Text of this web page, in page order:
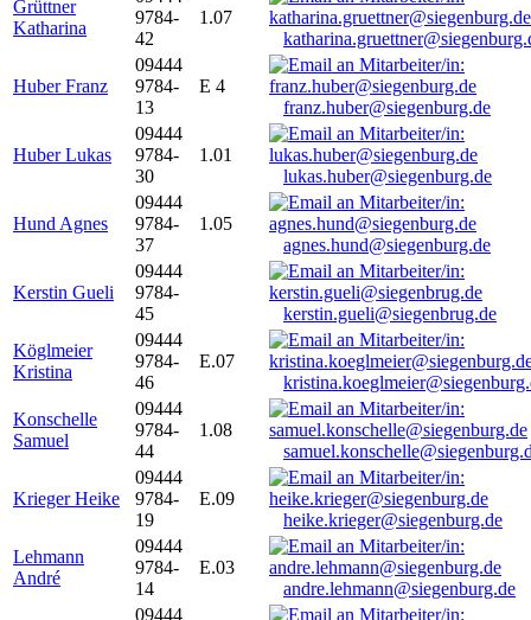
Grüttner
Katharina
9784-
42
1.07
Huber Franz
09444
9784-
13
E 4
franz.huber@siegenburg.de
Huber Lukas
09444
9784-
30
1.01
lukas.huber@siegenburg.de
Hund Agnes
09444
9784-
37
1.05
agnes.hund@siegenburg.de
Kerstin Gueli
09444
9784-
45
kerstin.gueli@siegenbrug.de
Köglmeier
Kristina
09444
9784-
46
E.07
Konschelle
Samuel
09444
9784-
44
1.08
Krieger Heike
09444
9784-
19
E.09
heike.krieger@siegenburg.de
Lehmann
André
09444
9784-
14
E.03
andre.lehmann@siegenburg.de
09444